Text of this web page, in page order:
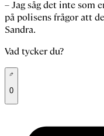
– Jag såg det inte som
på polisens frågor att
Sandra.
Vad tycker du?
0